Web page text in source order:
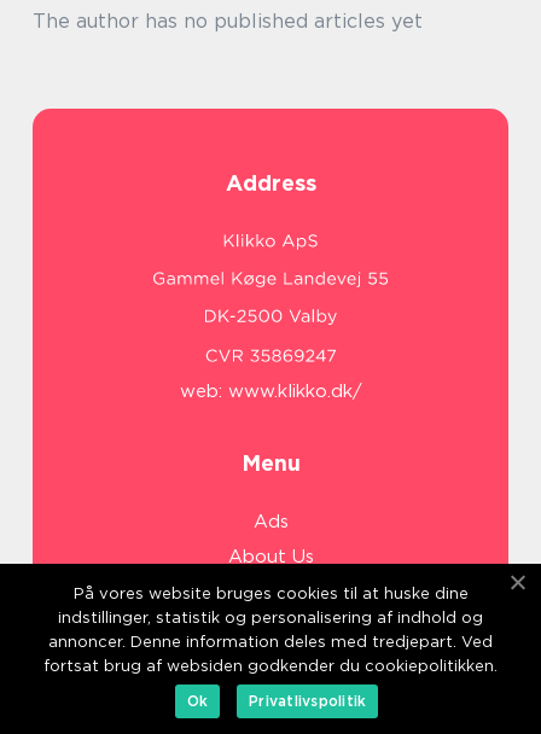
The author has no published articles yet
Address
web: www.klikko.dk/
Menu
Ads
About Us
Cookies
Contact
Sitemap
På vores website bruges cookies til at huske dine
indstillinger, statistik og personalisering af indhold og
annoncer. Denne information deles med tredjepart. Ved
fortsat brug af websiden godkender du cookiepolitikken.
Ok
Privatlivspolitik